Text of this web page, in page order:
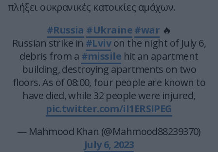
πλήξει ουκρανικές κατοικίες αμάχων.
#Russia #Ukraine#war 🔥
Russian strike in #Lvivon the night of July 6,
debris from a #missile hit an apartment
building, destroying apartments on two
floors. As of 08:00, four people are known to
have died, while 32 people were injured,
pic.twitter.com/iI1ERSIPEG
— Mahmood Khan (@Mahmood88239370)
July 6, 2023